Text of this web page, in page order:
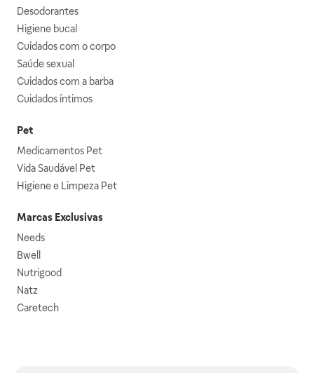
Desodorantes
Higiene bucal
Cuidados com o corpo
Saúde sexual
Cuidados com a barba
Cuidados íntimos
Pet
Medicamentos Pet
Vida Saudável Pet
Higiene e Limpeza Pet
Marcas Exclusivas
Needs
Bwell
Nutrigood
Natz
Caretech